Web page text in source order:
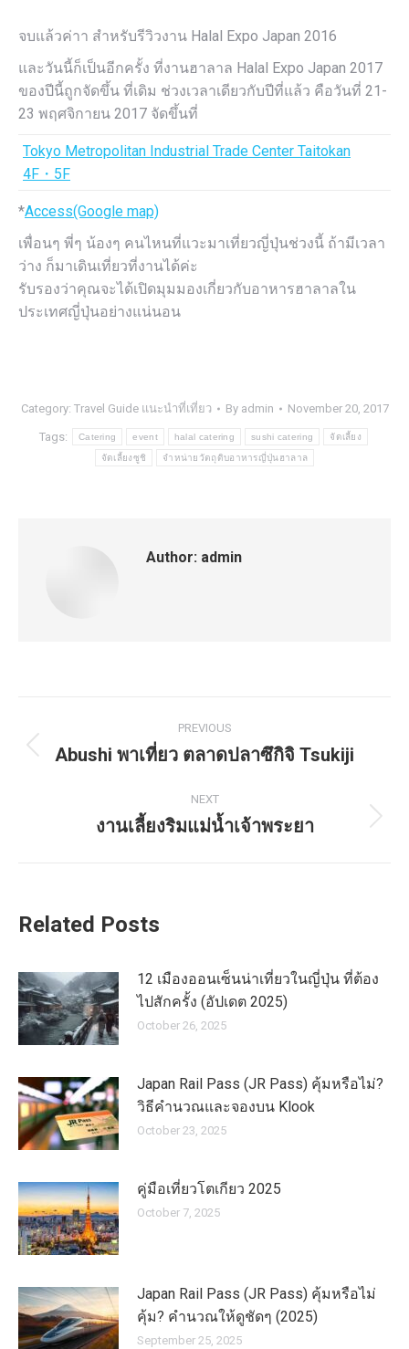
จบแล้วค่าา สำหรับรีวิวงาน Halal Expo Japan 2016
และวันนี้ก็เป็นอีกครั้ง ที่งานฮาลาล Halal Expo Japan 2017
ของปีนี้ถูกจัดขึ้น ที่เดิม ช่วงเวลาเดียวกับปีที่แล้ว คือวันที่ 21-
23 พฤศจิกายน 2017 จัดขึ้นที่
Tokyo Metropolitan Industrial Trade Center Taitokan
4F・5F
*Access(Google map)
เพื่อนๆ พี่ๆ น้องๆ คนไหนที่แวะมาเที่ยวญี่ปุ่นช่วงนี้ ถ้ามีเวลา
ว่าง ก็มาเดินเที่ยวที่งานได้ค่ะ
รับรองว่าคุณจะได้เปิดมุมมองเกี่ยวกับอาหารฮาลาลใน
ประเทศญี่ปุ่นอย่างแน่นอน
Category: Travel Guide แนะนำที่เที่ยว By admin November 20, 2017
Tags: Catering event halal catering sushi catering จัดเลี้ยง
จัดเลี้ยงซูชิ จำหน่ายวัตถุดิบอาหารญี่ปุ่นฮาลาล
Author: admin
navigation
PREVIOUS
Previous
Abushi พาเที่ยว ตลาดปลาซึกิจิ Tsukiji
NEXT
Next
งานเลี้ยงริมแม่น้ำเจ้าพระยา
Related Posts
12 เมืองออนเซ็นน่าเที่ยวในญี่ปุ่น ที่ต้อง
ไปสักครั้ง (อัปเดต 2025)
October 26, 2025
Japan Rail Pass (JR Pass) คุ้มหรือไม่?
วิธีคำนวณและจองบน Klook
October 23, 2025
คู่มือเที่ยวโตเกียว 2025
October 7, 2025
Japan Rail Pass (JR Pass) คุ้มหรือไม่
คุ้ม? คำนวณให้ดูชัดๆ (2025)
September 25, 2025